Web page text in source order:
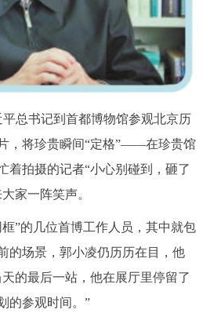
法人服务 部门服务
利企服务 投资项目
阳光政务
我要咨询 我要建议
总书记到首都博物馆参观北京历
，将珍贵瞬间“定格”——在珍贵馆
着拍摄的记者“小心别碰到，砸了
家一阵笑声。
的几位首博工作人员，其中就包
的场景，郭小凌仍历历在目，他
的最后一站，他在展厅里停留了
的参观时间。”